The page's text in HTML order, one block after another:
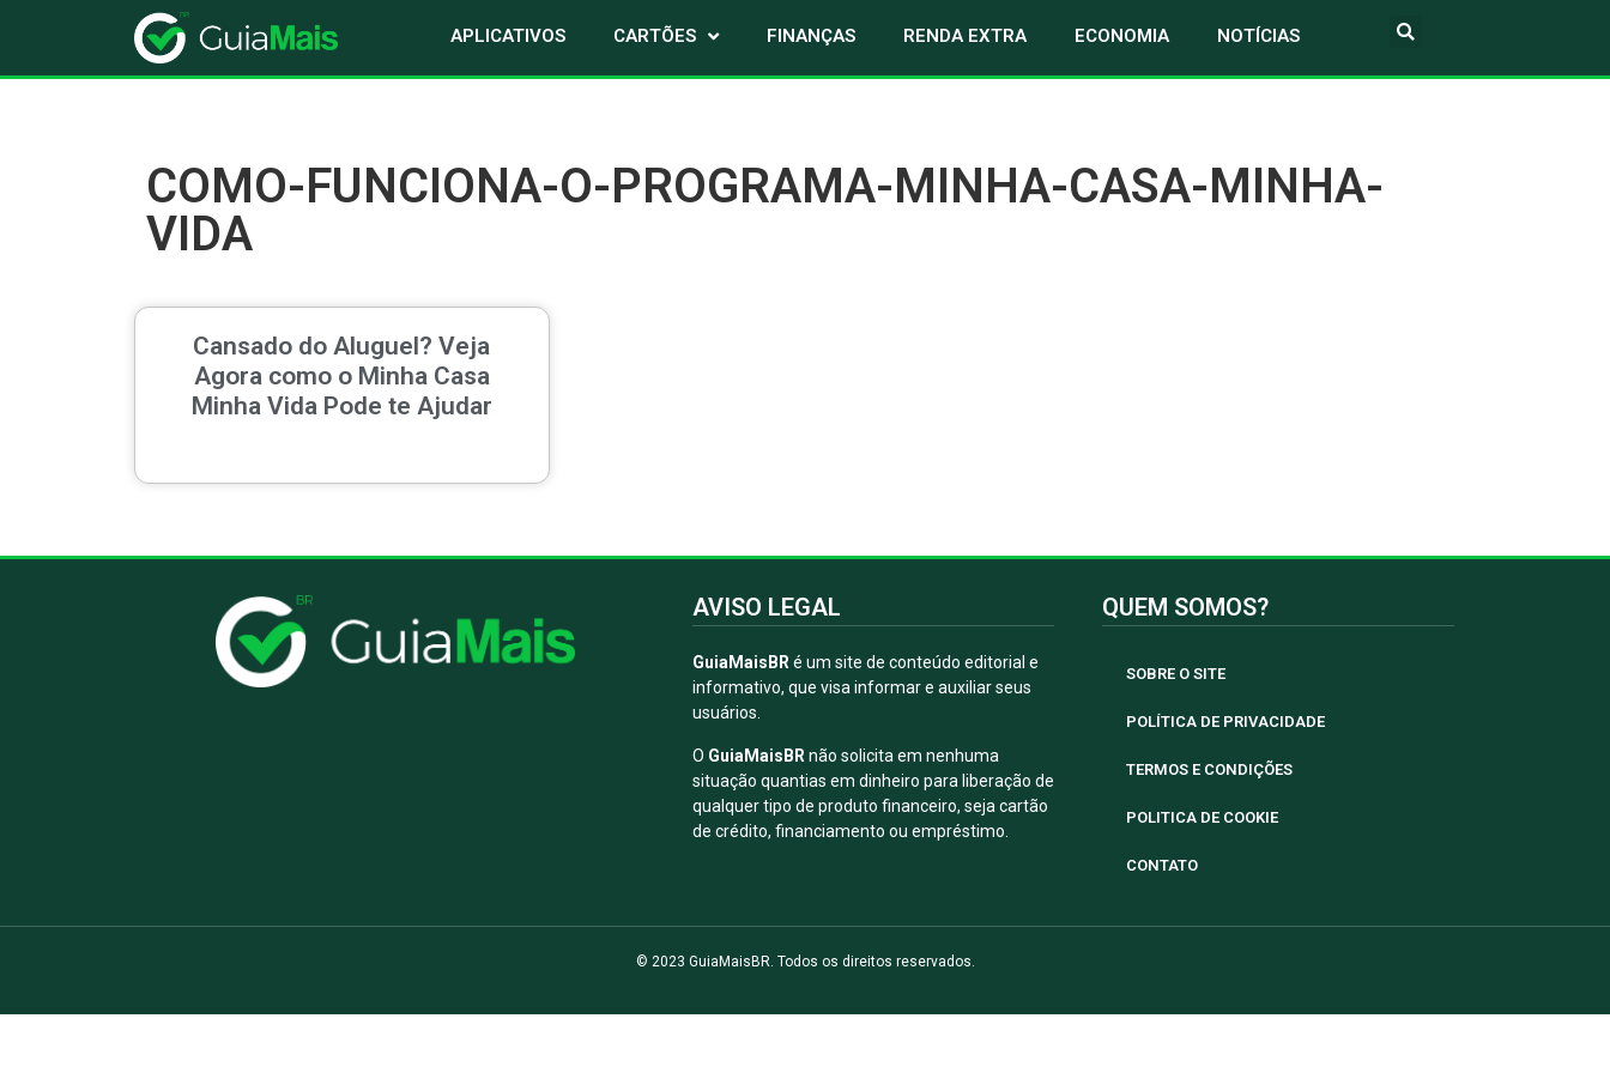
APLICATIVOS CARTÕES FINANÇAS RENDA EXTRA ECONOMIA NOTÍCIAS
COMO-FUNCIONA-O-PROGRAMA-MINHA-CASA-MINHA-
VIDA
Cansado do Aluguel? Veja
Agora como o Minha Casa
Minha Vida Pode te Ajudar
AVISO LEGAL
GuiaMaisBRé um site de conteúdo editorial e
informativo, que visa informar e auxiliar seus
usuários.
O GuiaMaisBR não solicita em nenhuma
situação quantias em dinheiro para liberação de
qualquer tipo de produto financeiro, seja cartão
de crédito, financiamento ou empréstimo.
QUEM SOMOS?
SOBRE O SITE
POLÍTICA DE PRIVACIDADE
TERMOS E CONDIÇÕES
POLITICA DE COOKIE
CONTATO
© 2023 GuiaMaisBR. Todos os direitos reservados.